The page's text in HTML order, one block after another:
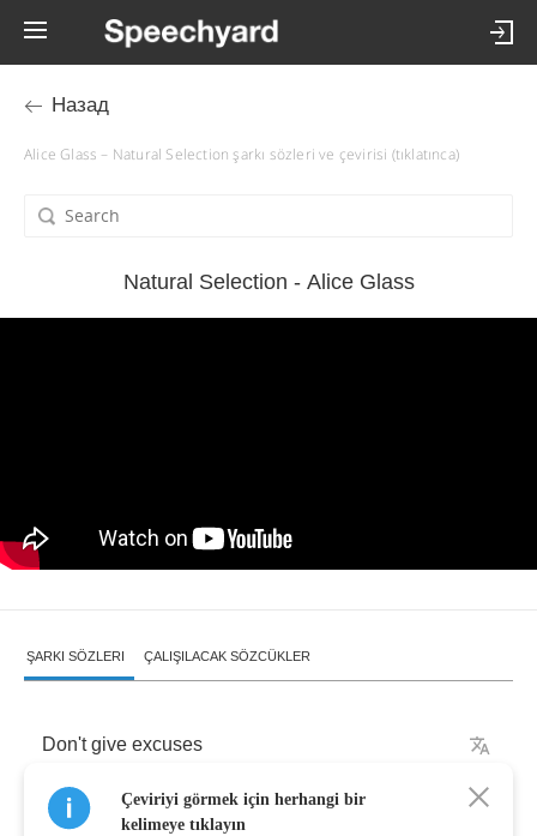
Назад
Alice Glass – Natural Selection şarkı sözleri ve çevirisi (tıklatınca)
Natural Selection - Alice Glass
ŞARKI SÖZLERI ÇALIŞILACAK SÖZCÜKLER
Don't give excuses
Silk covered nooses
Çeviriyi görmek için herhangi bir
kelimeye tıklayın